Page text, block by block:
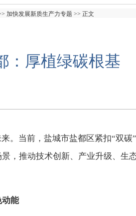
加快发展新质生产力专题 >> 正文
：厚植绿碳根基
。当前，盐城市盐都区紧扣“双
，推动技术创新、产业升级、生
能